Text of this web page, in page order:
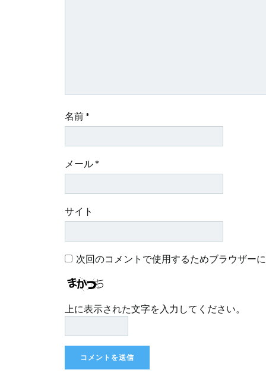
名前*
メール*
サイト
次回のコメントで使用するためブラウザー
上に表示された文字を入力してください。